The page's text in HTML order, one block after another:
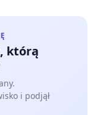
OFF
pracowników
którą
i podjął